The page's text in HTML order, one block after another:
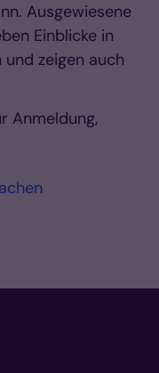
Ausgewiesene
Einblicke in
zeigen auch
Anmeldung,